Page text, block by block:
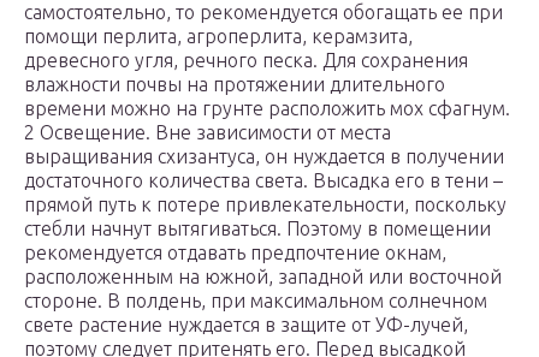
самостоятельно, то рекомендуется обогащать ее при
помощи перлита, агроперлита, керамзита,
древесного угля, речного песка. Для сохранения
влажности почвы на протяжении длительного
времени можно на грунте расположить мох сфагнум.
2 Освещение. Вне зависимости от места
выращивания схизантуса, он нуждается в получении
достаточного количества света. Высадка его в тени –
прямой путь к потере привлекательности, поскольку
стебли начнут вытягиваться. Поэтому в помещении
рекомендуется отдавать предпочтение окнам,
расположенным на южной, западной или восточной
стороне. В полдень, при максимальном солнечном
свете растение нуждается в защите от УФ-лучей,
поэтому следует притенять его. Перед высадкой